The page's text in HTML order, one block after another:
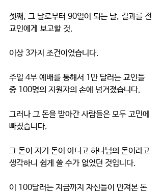
셋째, 그 날로부터 90일이 되는 날, 결과를 전
교인에게 보고할 것.
이상 3가지 조건이었습니다.
주일 4부 예배를 통해서 1만 달러는 교인들
중 100명의 지원자의 손에 넘겨졌습니다.
그러나 그 돈을 받아간 사람들은 모두 고민에
빠졌습니다.
그 돈이 자기 돈이 아니고 하나님의 돈이라고
생각하니 쉽게 쓸 수가 없었던 것입니다.
이 100달러는 지금까지 자신들이 만져본 돈